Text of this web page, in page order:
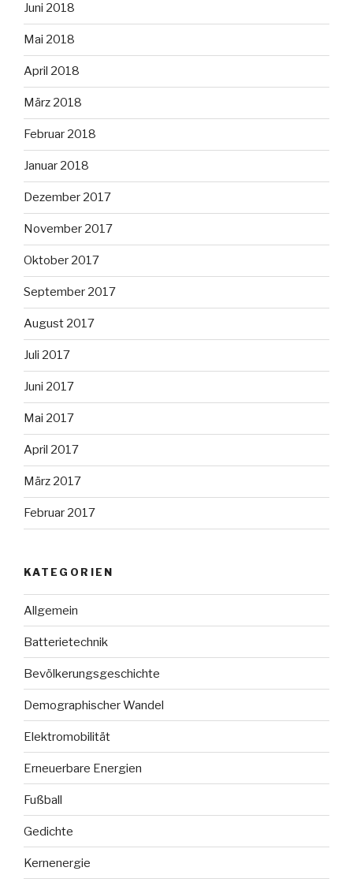
Juni 2018
Mai 2018
April 2018
März 2018
Februar 2018
Januar 2018
Dezember 2017
November 2017
Oktober 2017
September 2017
August 2017
Juli 2017
Juni 2017
Mai 2017
April 2017
März 2017
Februar 2017
KATEGORIEN
Allgemein
Batterietechnik
Bevölkerungsgeschichte
Demographischer Wandel
Elektromobilität
Erneuerbare Energien
Fußball
Gedichte
Kernenergie